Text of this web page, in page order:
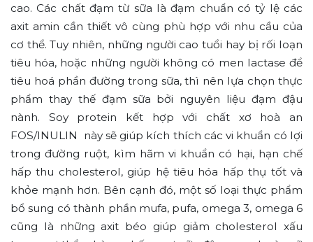
cao. Các chất đạm từ sữa là đạm chuẩn có tỷ lệ các
axit amin cần thiết vô cùng phù hợp với nhu cầu của
cơ thể. Tuy nhiên, những người cao tuổi hay bị rối loạn
tiêu hóa, hoặc những người không có men lactase để
tiêu hoá phần đường trong sữa, thì nên lựa chọn thực
phẩm thay thế đạm sữa bởi nguyên liệu đạm đậu
nành. Soy protein kết hợp với chất xơ hoà an
FOS/INULIN này sẽ giúp kích thích các vi khuẩn có lợi
trong đường ruột, kìm hãm vi khuẩn có hại, hạn chế
hấp thu cholesterol, giúp hệ tiêu hóa hấp thụ tốt và
khỏe mạnh hơn. Bên cạnh đó, một số loại thực phẩm
bổ sung có thành phần mufa, pufa, omega 3, omega 6
cũng là những axit béo giúp giảm cholesterol xấu